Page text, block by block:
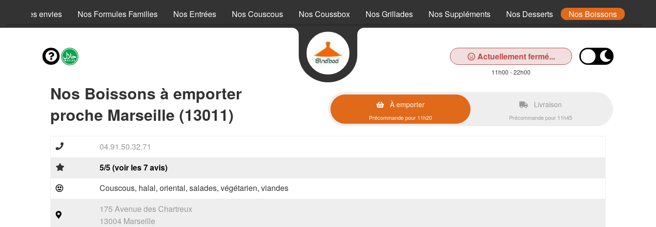
Mes envies Nos Formules Familles Nos Entrées Nos Couscous Nos Coussbox Nos Grillades Nos Suppléments Nos Desserts Nos Boissons
Actuellement fermé...
11h00 - 22h00
Nos Boissons à emporter
proche Marseille (13011)
À emporter
Précommande pour 11h20
Livraison
Précommande pour 11h45
04.91.50.32.71
5/5 (voir les 7 avis)
Couscous, halal, oriental, salades, végétarien, viandes
175 Avenue des Chartreux
13004 Marseille